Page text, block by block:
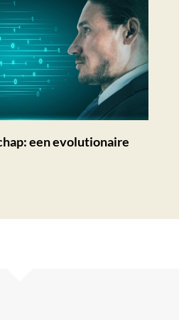
een evolutionaire